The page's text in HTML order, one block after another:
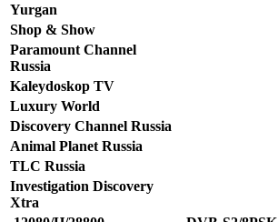
Yurgan
Shop & Show
Paramount Channel
Russia
Kaleydoskop TV
Luxury World
Discovery Channel Russia
Animal Planet Russia
TLC Russia
Investigation Discovery
Xtra